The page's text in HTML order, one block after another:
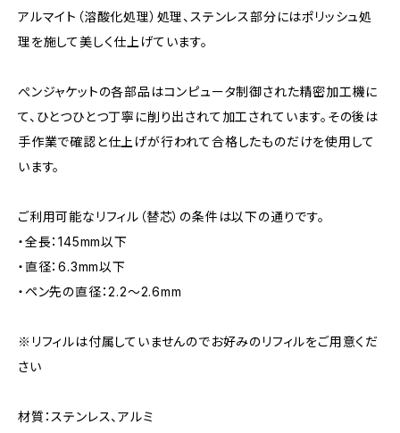
アルマイト（溶酸化処理）処理、ステンレス部分にはポリッシュ処
理を施して美しく仕上げています。
ぺンジャケットの各部品はコンピュータ制御された精密加⼯機に
て、ひとつひとつ丁寧に削り出されて加⼯されています。その後は
⼿作業で確認と仕上げが⾏われて合格したものだけを使⽤して
います。
ご利用可能なリフィル（替芯）の条件は以下の通りです。
・全長：145mm以下
・直径：6.3mm以下
・ペン先の直径：2.2〜2.6mm
※リフィルは付属していませんのでお好みのリフィルをご用意くだ
さい
材質：ステンレス、アルミ